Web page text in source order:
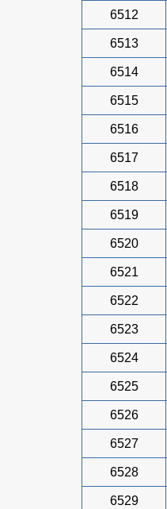
6512
6513
6514
6515
6516
6517
6518
6519
6520
6521
6522
6523
6524
6525
6526
6527
6528
6529